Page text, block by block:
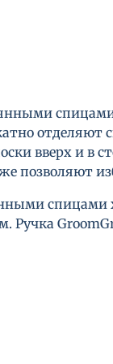
отделяют
вверх и в
позволяют
спицами
Ручка